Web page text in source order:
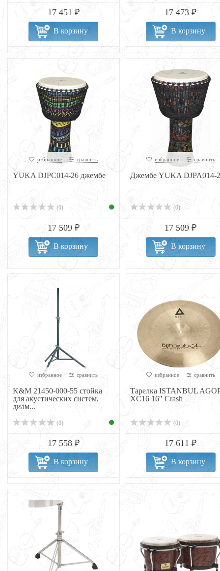
17 451 ₽
В корзину
17 473 ₽
В корзину
избранное сравнить
YUKA DJPC014-26 джембе
(0)
17 509 ₽
В корзину
избранное сравнить
Джембе YUKA DJPA014-
(0)
17 509 ₽
В корзину
избранное сравнить
K&M 21450-000-55 стойка
для акустических систем,
диам...
(0)
17 558 ₽
В корзину
избранное сравнить
Тарелка ISTANBUL
XC16 16" Crash
(0)
17 611 ₽
В корзину